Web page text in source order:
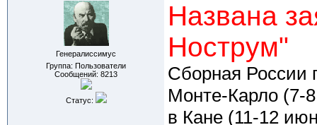
Генералиссимус
Группа: Пользователи
Сообщений: 8213
Статус:
Названа
Нострум"
Сборная России
Монте-Карло (7-
в Кане (11-12